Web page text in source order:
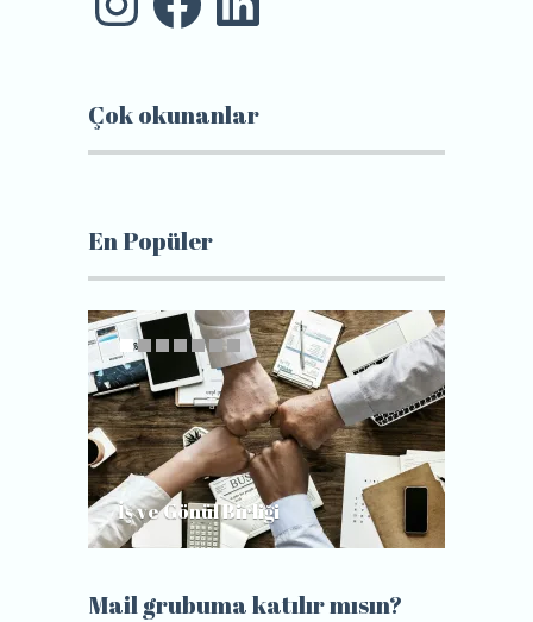
Çok okunanlar
En Popüler
İş ve Gönül Birliği
Mail grubuma katılır mısın?